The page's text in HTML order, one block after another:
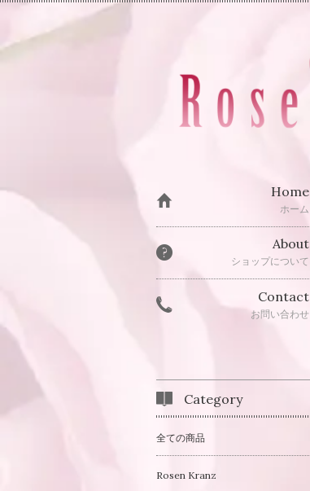
Home
ホーム
About
ショップについて
Contact
お問い合わせ
Category
全ての商品
Rosen Kranz